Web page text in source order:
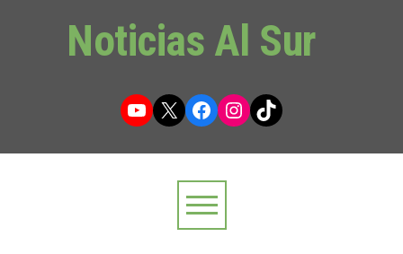
Noticias Al Sur
YouTube
X Facebook
Instagram
TikTok